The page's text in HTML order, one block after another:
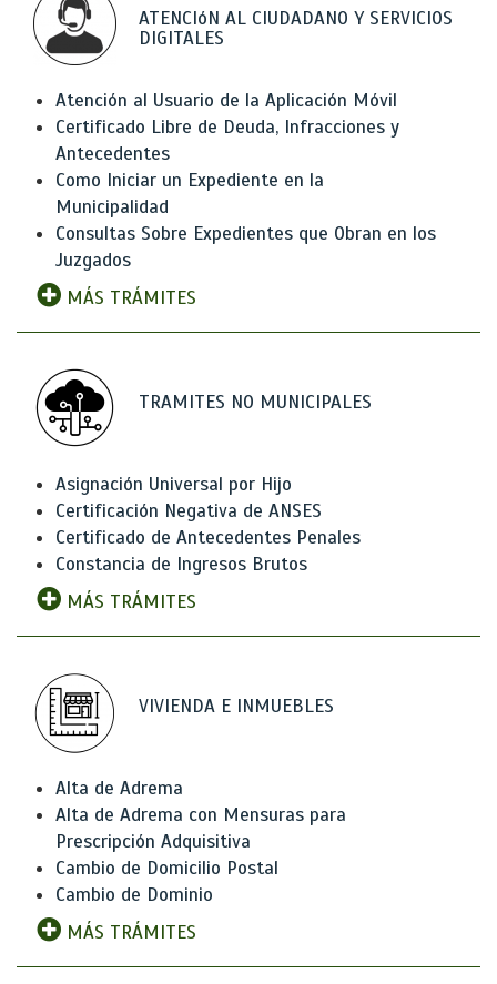
ATENCIóN AL CIUDADANO Y SERVICIOS
DIGITALES
Atención al Usuario de la Aplicación Móvil
Certificado Libre de Deuda, Infracciones y
Antecedentes
Como Iniciar un Expediente en la
Municipalidad
Consultas Sobre Expedientes que Obran en los
Juzgados
MÁS TRÁMITES
TRAMITES NO MUNICIPALES
Asignación Universal por Hijo
Certificación Negativa de ANSES
Certificado de Antecedentes Penales
Constancia de Ingresos Brutos
MÁS TRÁMITES
VIVIENDA E INMUEBLES
Alta de Adrema
Alta de Adrema con Mensuras para
Prescripción Adquisitiva
Cambio de Domicilio Postal
Cambio de Dominio
MÁS TRÁMITES